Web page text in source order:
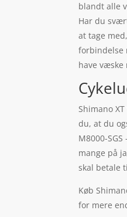
blandt alle
Har du
at tage
forbindelse
have
Shimano
du, at du
M8000-
mange på
skal betale
Køb
for mere